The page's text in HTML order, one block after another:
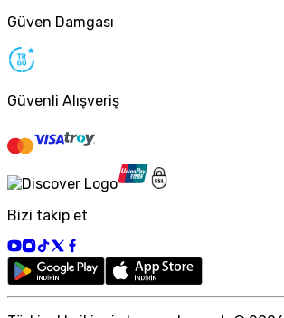
Güven Damgası
Güvenli Alışveriş
Bizi takip et